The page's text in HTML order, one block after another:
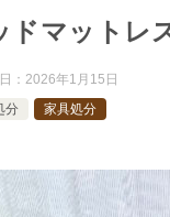
ドマットレ
： 2026年1月15日
分 家具処分